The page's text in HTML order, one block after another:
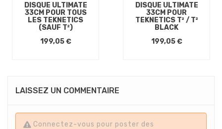
DISQUE ULTIMATE
33CM POUR TOUS
LES TEKNETICS
(SAUF T²)
199,05 €
DISQUE ULTIMATE
33CM POUR
TEKNETICS T² / T²
BLACK
199,05 €
LAISSEZ UN COMMENTAIRE
Connectez-vous pour poster des